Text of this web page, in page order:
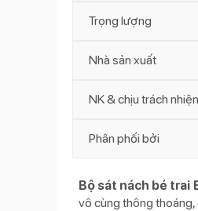
Trọng lượng
Nhà sản xuất
NK & chịu trách
Phân phối bởi
Bộ sát nách bé trai
vô cùng thông thoáng,